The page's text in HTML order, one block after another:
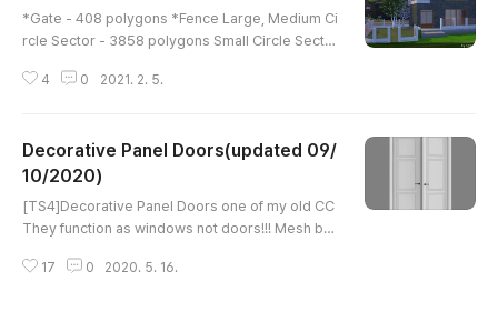
*Gate - 408 polygons *Fence Large, Medium Ci
rcle Sector - 3858 polygons Small Circle Secto
244 polygons Fence Pillar - 178 polygons 8swa
Feb 05, 2021 www.patreon.com/posts/462330
61
4 0 2021. 2. 5.
Decorative Panel Doors(updated 09/
10/2020)
[TS4]Decorative Panel Doors one of my old CC
They function as windows not doors!!! Mesh by
0
17 0 2020. 5. 16.